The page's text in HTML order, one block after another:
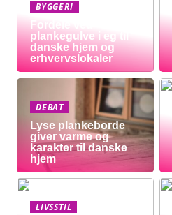
BYGGERI
Fordele ved
plankegulve i eg til
danske hjem og
erhvervslokaler
DEBAT
Lyse plankeborde
giver varme og
karakter til danske
hjem
LIVSSTIL